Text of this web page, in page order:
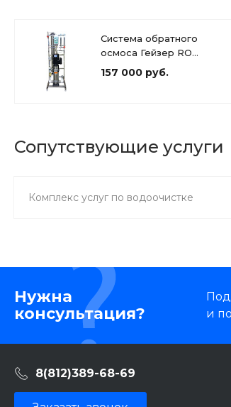
Система обратного
осмоса Гейзер RO
1x4040 C
157 000 руб.
Сопутствующие услуги
Комплекс услуг по водоочистке
Нужна
консультация?
и
8(812)389-68-69